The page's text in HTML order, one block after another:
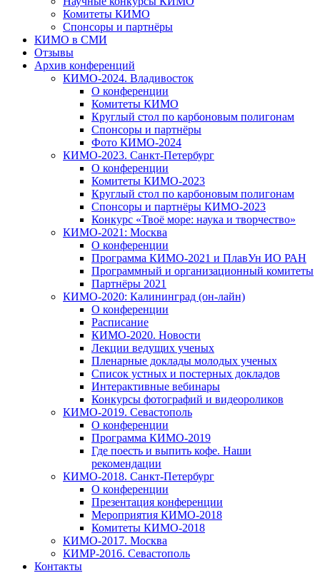
Комитеты КИМО
Спонсоры и партнёры
КИМО в СМИ
Отзывы
Архив конференций
КИМО-2024. Владивосток
О конференции
Комитеты КИМО
Круглый стол по карбоновым полигонам
Спонсоры и партнёры
Фото КИМО-2024
КИМО-2023. Санкт-Петербург
О конференции
Комитеты КИМО-2023
Круглый стол по карбоновым полигонам
Спонсоры и партнёры КИМО-2023
Конкурс «Твоё море: наука и творчество»
КИМО-2021: Москва
О конференции
Программа КИМО-2021 и ПлавУн ИО РАН
Программный и организационный комитеты
Партнёры 2021
КИМО-2020: Калининград (он-лайн)
О конференции
Расписание
КИМО-2020. Новости
Лекции ведущих ученых
Пленарные доклады молодых ученых
Список устных и постерных докладов
Интерактивные вебинары
Конкурсы фотографий и видеороликов
КИМО-2019. Севастополь
О конференции
Программа КИМО-2019
Где поесть и выпить кофе. Наши
рекомендации
КИМО-2018. Санкт-Петербург
О конференции
Презентация конференции
Мероприятия КИМО-2018
Комитеты КИМО-2018
КИМО-2017. Москва
КИМР-2016. Севастополь
Контакты